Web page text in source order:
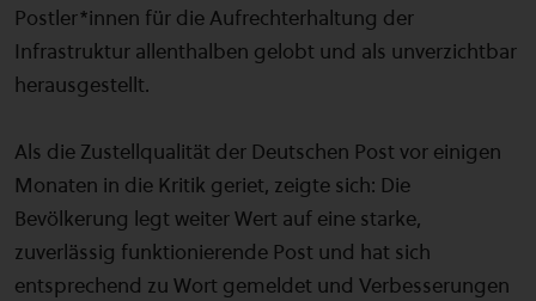
Postler*innen für die Aufrechterhaltung der
Infrastruktur allenthalben gelobt und als unverzichtbar
herausgestellt.
Als die Zustellqualität der Deutschen Post vor einigen
Monaten in die Kritik geriet, zeigte sich: Die
Bevölkerung legt weiter Wert auf eine starke,
zuverlässig funktionierende Post und hat sich
entsprechend zu Wort gemeldet und Verbesserungen